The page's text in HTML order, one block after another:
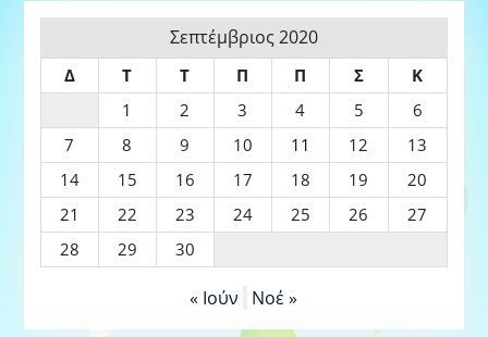
Σεπτέμβριος 2020
Δ Τ Τ Π Π Σ
Κ
1
2 3 4 5
6
7
8 9 10 11 12
13
14
15 16 17 18 19
20
21
22 23 24 25 26
27
28
29 30
« Ιούν Νοέ »